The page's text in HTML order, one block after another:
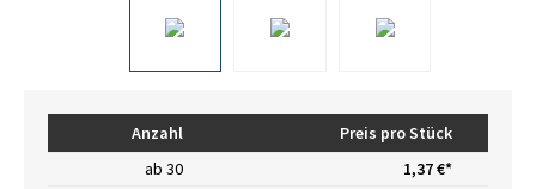
Anzahl
Preis pro Stück
ab 30
1,37 €*